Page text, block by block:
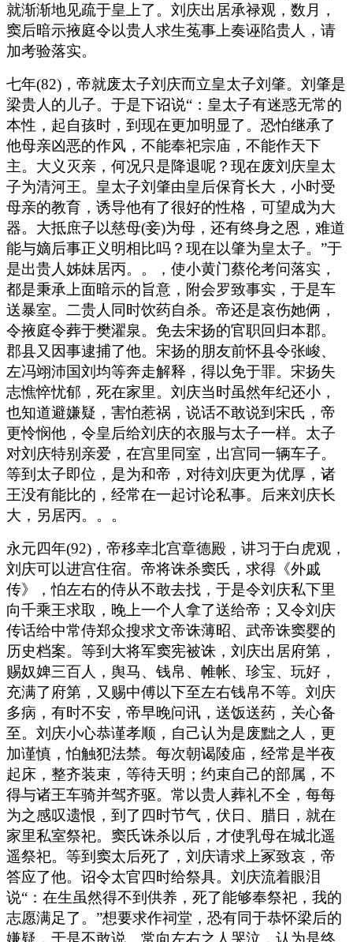
就渐渐地见疏于皇上了。刘庆出居承禄观，数月，
窦后暗示掖庭令以贵人求生菟事上奏诬陷贵人，请
加考验落实。
七年(82)，帝就废太子刘庆而立皇太子刘肇。刘肇是
梁贵人的儿子。于是下诏说“：皇太子有迷惑无常的
本性，起自孩时，到现在更加明显了。恐怕继承了
他母亲凶恶的作风，不能奉祀宗庙，不能作天下
主。大义灭亲，何况只是降退呢？现在废刘庆皇太
子为清河王。皇太子刘肇由皇后保育长大，小时受
母亲的教育，诱导他有了很好的性格，可望成为大
器。大抵庶子以慈母(妾)为母，还有终身之恩，难道
能与嫡后事正义明相比吗？现在以肇为皇太子。”于
是出贵人姊妹居丙。。，使小黄门蔡伦考问落实，
都是秉承上面暗示的旨意，附会罗致事实，于是车
送暴室。二贵人同时饮药自杀。帝还是哀伤她俩，
令掖庭令葬于樊濯泉。免去宋扬的官职回归本郡。
郡县又因事逮捕了他。宋扬的朋友前怀县令张峻、
左冯翊沛国刘均等奔走解释，得以免于罪。宋扬失
志憔悴忧郁，死在家里。刘庆当时虽然年纪还小，
也知道避嫌疑，害怕惹祸，说话不敢说到宋氏，帝
更怜悯他，令皇后给刘庆的衣服与太子一样。太子
对刘庆特别亲爱，在宫里同室，出宫同一辆车子。
等到太子即位，是为和帝，对待刘庆更为优厚，诸
王没有能比的，经常在一起讨论私事。后来刘庆长
大，另居丙。。。
永元四年(92)，帝移幸北宫章德殿，讲习于白虎观，
刘庆可以进宫住宿。帝将诛杀窦氏，求得《外戚
传》，怕左右的侍从不敢去找，于是令刘庆私下里
向千乘王求取，晚上一个人拿了送给帝；又令刘庆
传话给中常侍郑众搜求文帝诛薄昭、武帝诛窦婴的
历史档案。等到大将军窦宪被诛，刘庆出居府第，
赐奴婢三百人，舆马、钱帛、帷帐、珍宝、玩好，
充满了府第，又赐中傅以下至左右钱帛不等。刘庆
多病，有时不安，帝早晚问讯，送饭送药，关心备
至。刘庆小心恭谨孝顺，自己认为是废黜之人，更
加谨慎，怕触犯法禁。每次朝谒陵庙，经常是半夜
起床，整齐装束，等待天明；约束自己的部属，不
得与诸王车骑并驾齐驱。常以贵人葬礼不全，每每
为之感叹遗恨，到了四时节气，伏日、腊日，就在
家里私室祭祀。窦氏诛杀以后，才使乳母在城北遥
遥祭祀。等到窦太后死了，刘庆请求上冢致哀，帝
答应了他。诏令太官四时给祭具。刘庆流着眼泪
说“：在生虽然得不到供养，死了能够奉祭祀，我的
志愿满足了。”想要求作祠堂，恐有同于恭怀梁后的
嫌疑，于是不敢说。常向左右之人哭泣，认为是终